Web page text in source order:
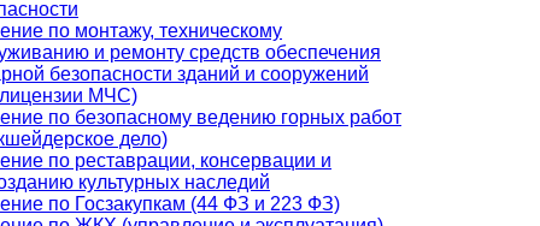
по монтажу, техническому
и ремонту средств обеспечения
безопасности зданий и сооружений
МЧС)
по безопасному ведению горных работ
дело)
по реставрации, консервации и
культурных наследий
по Госзакупкам (44 ФЗ и 223 ФЗ)